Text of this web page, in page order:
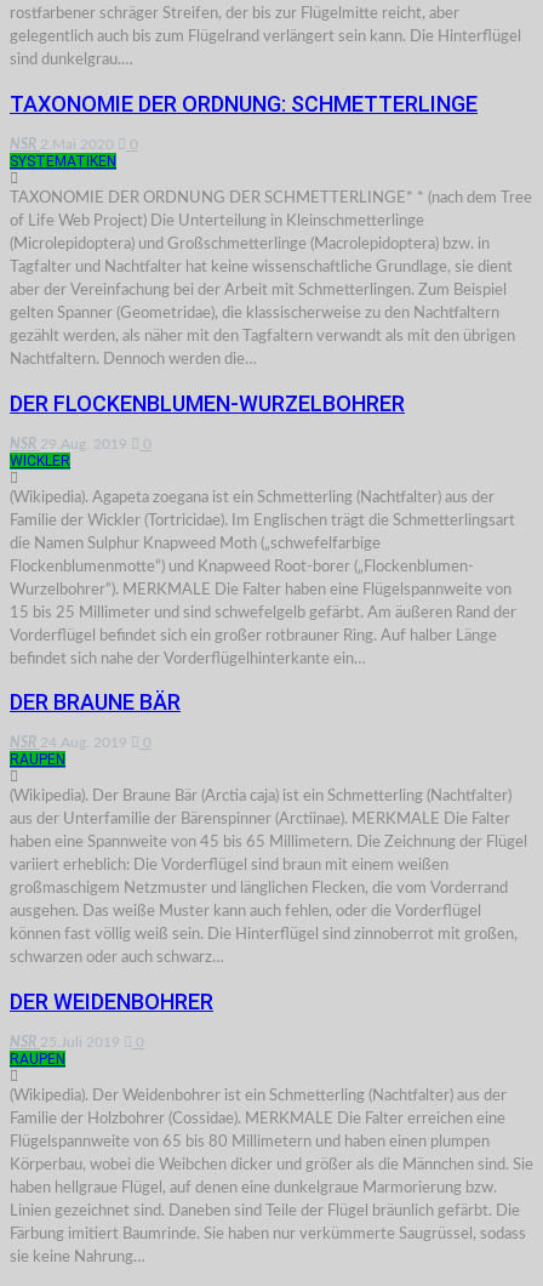
rostfarbener schräger Streifen, der bis zur Flügelmitte reicht, aber
gelegentlich auch bis zum Flügelrand verlängert sein kann. Die Hinterflügel
sind dunkelgrau.…
TAXONOMIE DER ORDNUNG: SCHMETTERLINGE
NSR 2.Mai 2020 0
SYSTEMATIKEN
TAXONOMIE DER ORDNUNG DER SCHMETTERLINGE* * (nach dem Tree
of Life Web Project) Die Unterteilung in Kleinschmetterlinge
(Microlepidoptera) und Großschmetterlinge (Macrolepidoptera) bzw. in
Tagfalter und Nachtfalter hat keine wissenschaftliche Grundlage, sie dient
aber der Vereinfachung bei der Arbeit mit Schmetterlingen. Zum Beispiel
gelten Spanner (Geometridae), die klassischerweise zu den Nachtfaltern
gezählt werden, als näher mit den Tagfaltern verwandt als mit den übrigen
Nachtfaltern. Dennoch werden die…
DER FLOCKENBLUMEN-WURZELBOHRER
NSR 29.Aug. 2019 0
WICKLER
(Wikipedia). Agapeta zoegana ist ein Schmetterling (Nachtfalter) aus der
Familie der Wickler (Tortricidae). Im Englischen trägt die Schmetterlingsart
die Namen Sulphur Knapweed Moth („schwefelfarbige
Flockenblumenmotte“) und Knapweed Root-borer („Flockenblumen-
Wurzelbohrer“). MERKMALE Die Falter haben eine Flügelspannweite von
15 bis 25 Millimeter und sind schwefelgelb gefärbt. Am äußeren Rand der
Vorderflügel befindet sich ein großer rotbrauner Ring. Auf halber Länge
befindet sich nahe der Vorderflügelhinterkante ein…
DER BRAUNE BÄR
NSR 24.Aug. 2019 0
RAUPEN
(Wikipedia). Der Braune Bär (Arctia caja) ist ein Schmetterling (Nachtfalter)
aus der Unterfamilie der Bärenspinner (Arctiinae). MERKMALE Die Falter
haben eine Spannweite von 45 bis 65 Millimetern. Die Zeichnung der Flügel
variiert erheblich: Die Vorderflügel sind braun mit einem weißen
großmaschigem Netzmuster und länglichen Flecken, die vom Vorderrand
ausgehen. Das weiße Muster kann auch fehlen, oder die Vorderflügel
können fast völlig weiß sein. Die Hinterflügel sind zinnoberrot mit großen,
schwarzen oder auch schwarz…
DER WEIDENBOHRER
NSR 25.Juli 2019 0
RAUPEN
(Wikipedia). Der Weidenbohrer ist ein Schmetterling (Nachtfalter) aus der
Familie der Holzbohrer (Cossidae). MERKMALE Die Falter erreichen eine
Flügelspannweite von 65 bis 80 Millimetern und haben einen plumpen
Körperbau, wobei die Weibchen dicker und größer als die Männchen sind. Sie
haben hellgraue Flügel, auf denen eine dunkelgraue Marmorierung bzw.
Linien gezeichnet sind. Daneben sind Teile der Flügel bräunlich gefärbt. Die
Färbung imitiert Baumrinde. Sie haben nur verkümmerte Saugrüssel, sodass
sie keine Nahrung…